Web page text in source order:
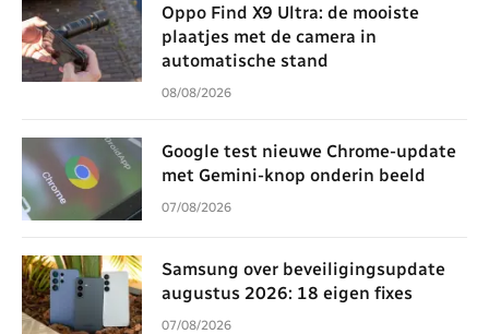
Oppo Find X9 Ultra: de mooiste
plaatjes met de camera in
automatische stand
08/08/2026
Google test nieuwe Chrome-update
met Gemini-knop onderin beeld
07/08/2026
Samsung over beveiligingsupdate
augustus 2026: 18 eigen fixes
07/08/2026